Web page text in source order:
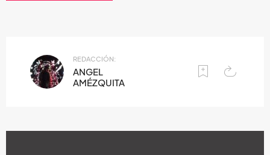
REDACCIÓN:
ANGEL
AMÉZQUITA